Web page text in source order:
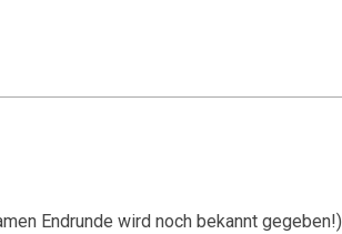
Endrunde wird noch bekannt gegeben!)